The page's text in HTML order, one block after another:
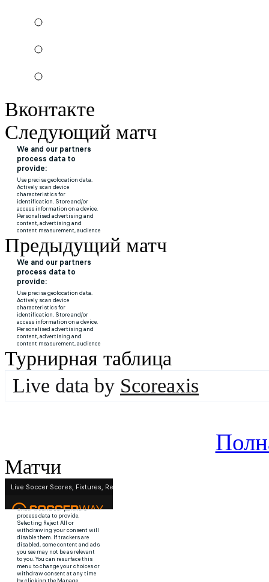
Вконтакте
Следующий матч
Предыдущий матч
Турнирная таблица
Live data by Scoreaxis
Матчи